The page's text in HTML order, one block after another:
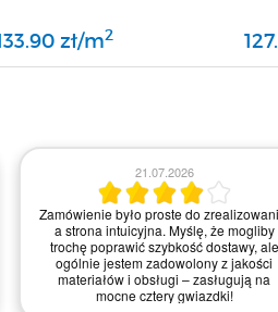
zł/m2
21.07.2026
Zamówienie było proste do
a strona intuicyjna. Myślę, że mogliby
trochę poprawić szybkość dostawy, ale
ogólnie jestem zadowolony z jakości
materiałów i obsługi – zasługują na
mocne cztery gwiazdki!